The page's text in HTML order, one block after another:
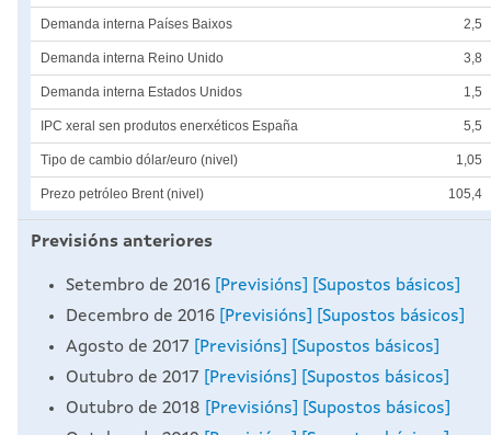
Demanda interna Países Baixos 2,5
Demanda interna Reino Unido 3,8
Demanda interna Estados Unidos 1,5
IPC xeral sen produtos enerxéticos España 5,5
Tipo de cambio dólar/euro (nivel) 1,05
Prezo petróleo Brent (nivel) 105,4
Previsións anteriores
Setembro de 2016 [Previsións]
[Supostos básicos]
Decembro de 2016 [Previsións]
[Supostos básicos]
Agosto de 2017 [Previsións]
[Supostos básicos]
Outubro de 2017 [Previsións]
[Supostos básicos]
Outubro de 2018 [Previsións]
[Supostos básicos]